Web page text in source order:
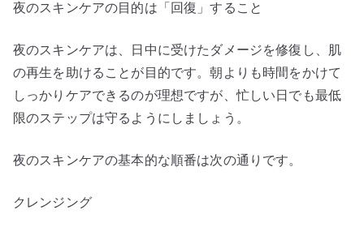
夜のスキンケアの目的は「回復」すること
夜のスキンケアは、日中に受けたダメージを修復し、肌
の再生を助けることが目的です。朝よりも時間をかけて
しっかりケアできるのが理想ですが、忙しい日でも最低
限のステップは守るようにしましょう。
夜のスキンケアの基本的な順番は次の通りです。
クレンジング